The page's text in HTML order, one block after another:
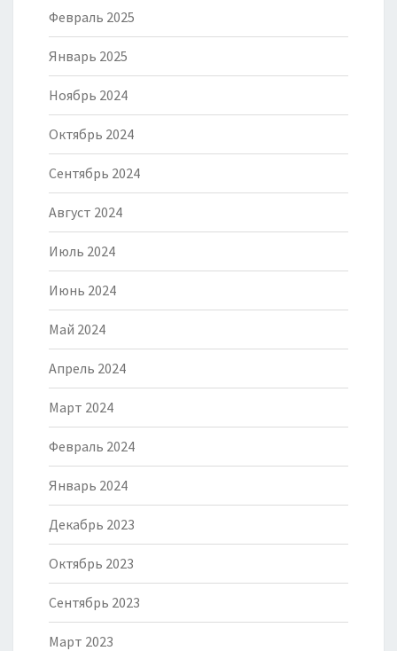
Февраль 2025
Январь 2025
Ноябрь 2024
Октябрь 2024
Сентябрь 2024
Август 2024
Июль 2024
Июнь 2024
Май 2024
Апрель 2024
Март 2024
Февраль 2024
Январь 2024
Декабрь 2023
Октябрь 2023
Сентябрь 2023
Март 2023